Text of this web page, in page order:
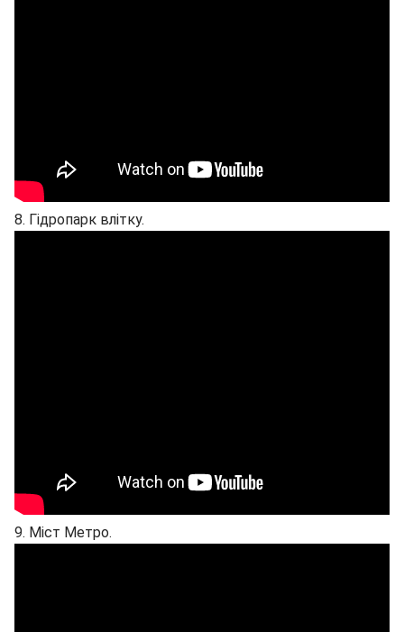
8. Гідропарк влітку.
9. Міст Метро.